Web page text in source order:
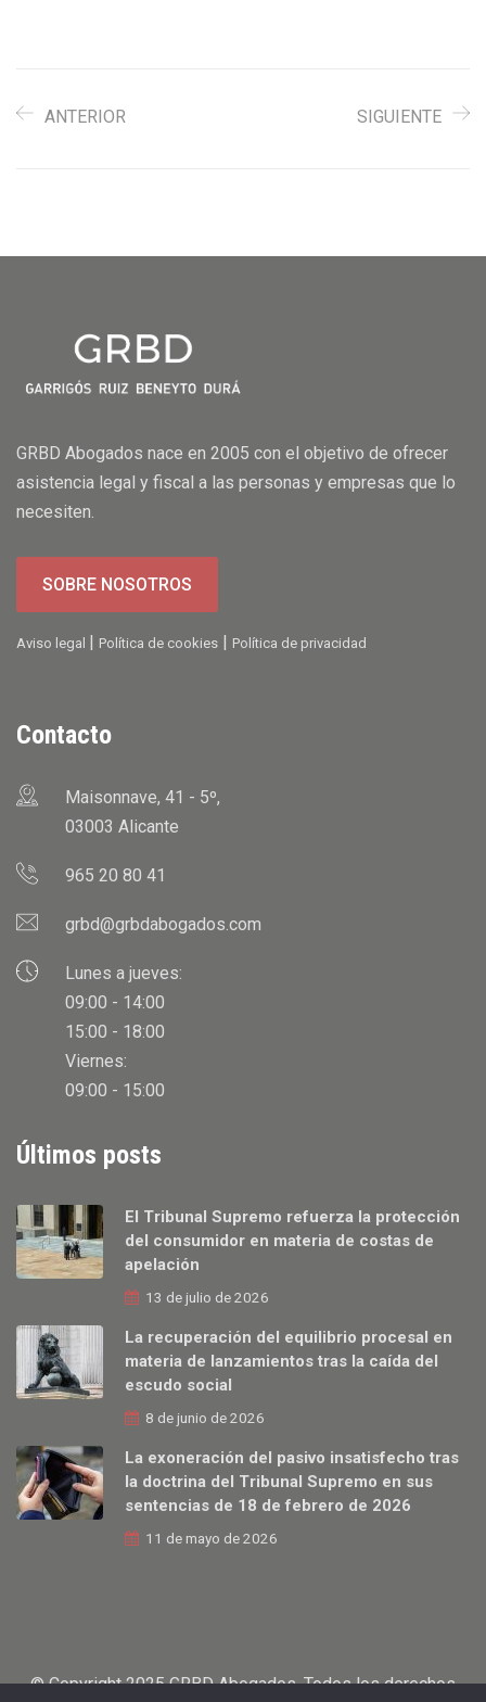
ANTERIOR SIGUIENTE
GRBD Abogados nace en 2005 con el objetivo de ofrecer
asistencia legal y fiscal a las personas y empresas que lo
necesiten.
SOBRE NOSOTROS
Aviso legal Política de cookies Política de privacidad
Contacto
Maisonnave, 41 - 5º,
03003 Alicante
965 20 80 41
grbd@grbdabogados.com
Lunes a jueves:
09:00 - 14:00
15:00 - 18:00
Viernes:
09:00 - 15:00
Últimos posts
El Tribunal Supremo refuerza la protección
del consumidor en materia de costas de
apelación
13 de julio de 2026
La recuperación del equilibrio procesal en
materia de lanzamientos tras la caída del
escudo social
8 de junio de 2026
La exoneración del pasivo insatisfecho tras
la doctrina del Tribunal Supremo en sus
sentencias de 18 de febrero de 2026
11 de mayo de 2026
© Copyright 2025 GRBD Abogados. Todos los derechos